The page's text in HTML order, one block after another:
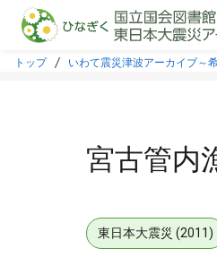
本文に飛ぶ
トップ いわて震災津波アーカイブ～
宮古管内
東日本大震災 (2011)